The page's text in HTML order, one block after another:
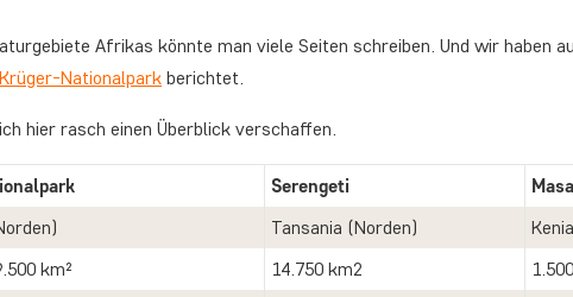
Afrikas könnte man viele Seiten schreiben. Und wir haben
Krüger-Nationalpark berichtet.
hier rasch einen Überblick verschaffen.
Serengeti
Tansania (Norden)
Kenia
km² 14.750 km2